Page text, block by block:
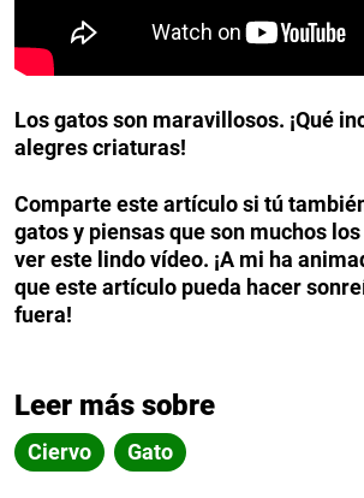
Los gatos son maravillosos. ¡Qué
alegres criaturas!
Comparte este artículo si tú
gatos y piensas que son muchos
ver este lindo vídeo. ¡A mi ha
que este artículo pueda hacer
fuera!
Leer más sobre
Ciervo Gato